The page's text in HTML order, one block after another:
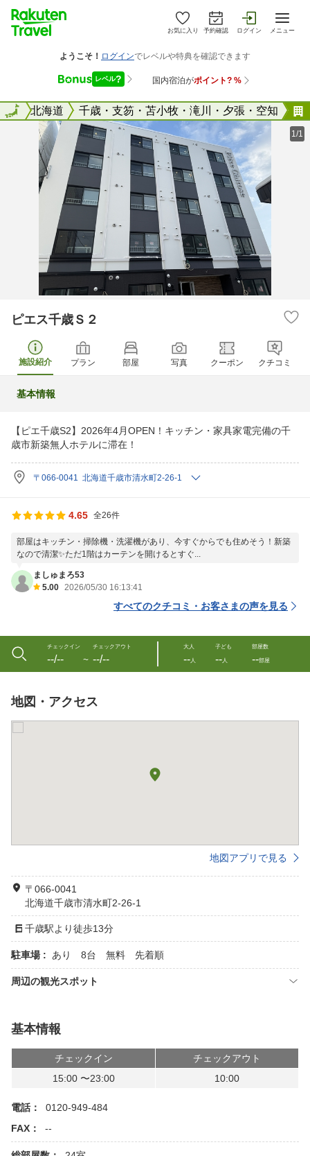
お気に入り 予約確認 ログイン メニュー
全国北海道 千歳・支笏・苫小牧・滝川・夕張・空知
全国
1/1
ピエス千歳Ｓ２
施設紹介 プラン 部屋 写真 クーポン クチコミ
基本情報
【ピエ千歳S2】2026年4月OPEN！キッチン・家具家電完備の千
歳市新築無人ホテルに滞在！
〒066-0041 北海道千歳市清水町2-26-1
4.65 全26件
部屋はキッチン・掃除機・洗濯機があり、今すぐからでも住めそう！新築
なので清潔✨ただ1階はカーテンを開けるとすぐ...
ましゅまろ53
5.00 2026/05/30 16:13:41
すべてのクチコミ・お客さまの声を見る
チェックイン
--/-- 〜
チェックアウト
--/--
大人
--人
子ども
--人
部屋数
--部屋
地図・アクセス
地図アプリで見る
〒066-0041
北海道千歳市清水町2-26-1
千歳駅より徒歩13分
駐車場 : あり 8台 無料 先着順
周辺の観光スポット
基本情報
チェックイン
チェックアウト
15:00 〜23:00
10:00
電話：
0120-949-484
FAX：
--